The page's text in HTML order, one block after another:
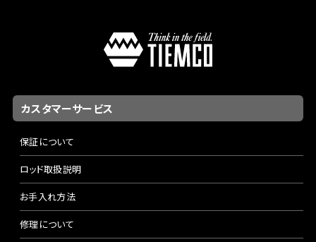
カスタマーサービス
保証について
ロッド取扱説明
お手入れ方法
修理について